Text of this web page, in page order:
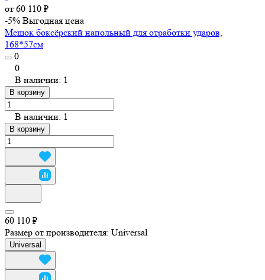
от 60 110 ₽
-5% Выгодная цена
Мешок боксёрский напольный для отработки ударов,
168*57cм
0
0
В наличии: 1
В корзину
В наличии: 1
В корзину
60 110 ₽
Размер от производителя: Universal
Universal